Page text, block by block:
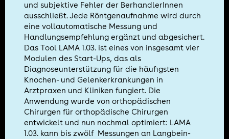
und subjektive Fehler der BerhandlerInnen
ausschließt. Jede Röntgenaufnahme wird durch
eine vollautomatische Messung und
Handlungsempfehlung ergänzt und abgesichert.
Das Tool LAMA 1.03. ist eines von insgesamt vier
Modulen des Start-Ups, das als
Diagnoseunterstützung für die häufigsten
Knochen- und Gelenkerkrankungen in
Arztpraxen und Kliniken fungiert. Die
Anwendung wurde von orthopädischen
Chirurgen für orthopädische Chirurgen
entwickelt und nun nochmal optimiert: LAMA
1.03. kann bis zwölf Messungen an Langbein-